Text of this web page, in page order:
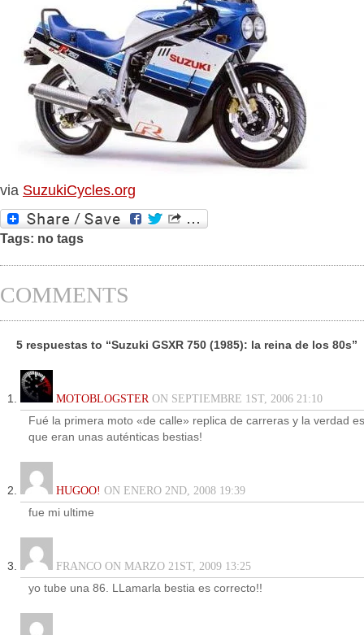
via SuzukiCycles.org
Tags: no tags
COMMENTS
5 respuestas to “Suzuki GSXR 750 (1985): la reina de los 80s”
MOTOBLOGSTERON SEPTIEMBRE 1ST, 2006 21:10
Fué la primera moto «de calle» replica de carreras y la verdad es
que eran unas auténticas bestias!
HUGOO! ON ENERO 2ND, 2008 19:39
fue mi ultime
FRANCO ON MARZO 21ST, 2009 13:25
yo tube una 86. LLamarla bestia es correcto!!